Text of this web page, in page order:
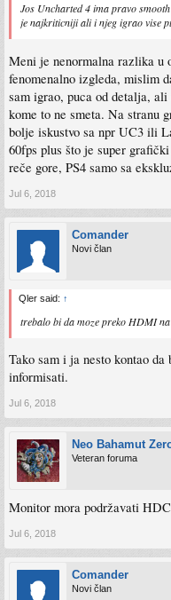
Jos Uncharted 4 ima pravo
je najkriticniji ali i njeg igrao vise
Meni je nenormalna razlika u
fenomenalno izgleda, mislim
sam igrao, puca od detalja,
kome to ne smeta. Na stranu
bolje iskustvo sa npr UC3 ili
60fps plus što je super
reče gore, PS4 samo sa
Jul 6, 2018
Comander
Novi član
Qler said: ↑
trebalo bi da moze preko HDMI
Tako sam i ja nesto kontao
informisati.
Jul 6, 2018
Neo Bahamut
Veteran foruma
Monitor mora podržavati
Jul 6, 2018
Comander
Novi član